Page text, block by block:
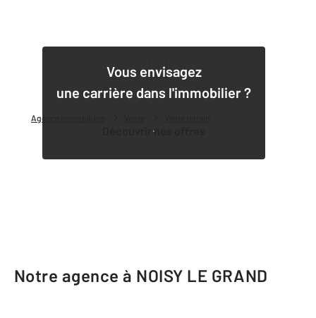
Agence immobilière
Vous envisagez
une carrière dans l'immobilier ?
Découvrir nos offres
Notre agence à NOISY LE GRAND